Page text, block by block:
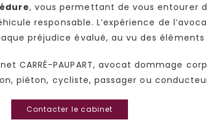
, vous permettant de vous entourer
responsable. L’expérience de
préjudice évalué, au vu des éléments
CARRÉ-PAUPART, avocat dommage
piéton, cycliste, passager ou
Contacter le cabinet